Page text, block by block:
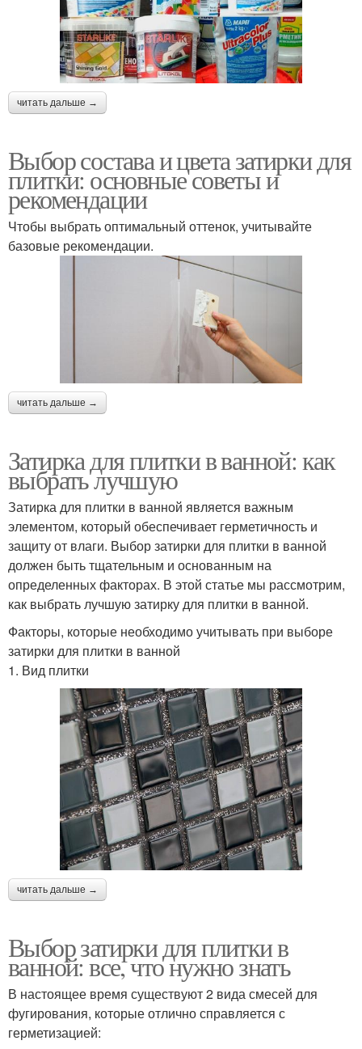
читать дальше →
Выбор состава и цвета затирки для
плитки: основные советы и
рекомендации
Чтобы выбрать оптимальный оттенок, учитывайте
базовые рекомендации.
читать дальше →
Затирка для плитки в ванной: как
выбрать лучшую
Затирка для плитки в ванной является важным
элементом, который обеспечивает герметичность и
защиту от влаги. Выбор затирки для плитки в ванной
должен быть тщательным и основанным на
определенных факторах. В этой статье мы рассмотрим,
как выбрать лучшую затирку для плитки в ванной.
Факторы, которые необходимо учитывать при выборе
затирки для плитки в ванной
1. Вид плитки
читать дальше →
Выбор затирки для плитки в
ванной: все, что нужно знать
В настоящее время существуют 2 вида смесей для
фугирования, которые отлично справляется с
герметизацией: